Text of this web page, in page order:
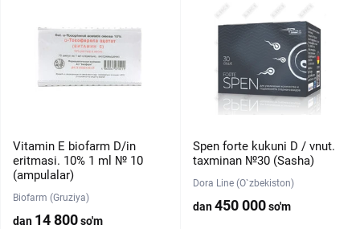
Vitamin E biofarm D/in
eritmasi. 10% 1 ml № 10
(ampulalar)
Biofarm (Gruziya)
dan 14 800so'm
Spen forte kukuni D / vnut.
taxminan №30 (Sasha)
Dora Line (O`zbekiston)
dan450 000so'm